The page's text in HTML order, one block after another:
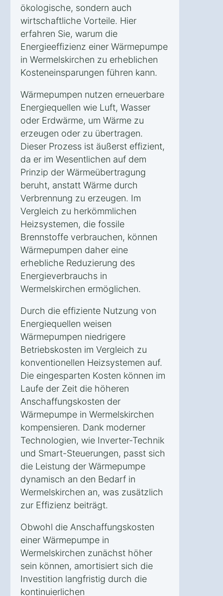
ökologische, sondern auch
wirtschaftliche Vorteile. Hier
erfahren Sie, warum die
Energieeffizienz einer Wärmepumpe
in Wermelskirchen zu erheblichen
Kosteneinsparungen führen kann.
Wärmepumpen nutzen erneuerbare
Energiequellen wie Luft, Wasser
oder Erdwärme, um Wärme zu
erzeugen oder zu übertragen.
Dieser Prozess ist äußerst effizient,
da er im Wesentlichen auf dem
Prinzip der Wärmeübertragung
beruht, anstatt Wärme durch
Verbrennung zu erzeugen. Im
Vergleich zu herkömmlichen
Heizsystemen, die fossile
Brennstoffe verbrauchen, können
Wärmepumpen daher eine
erhebliche Reduzierung des
Energieverbrauchs in
Wermelskirchen ermöglichen.
Durch die effiziente Nutzung von
Energiequellen weisen
Wärmepumpen niedrigere
Betriebskosten im Vergleich zu
konventionellen Heizsystemen auf.
Die eingesparten Kosten können im
Laufe der Zeit die höheren
Anschaffungskosten der
Wärmepumpe in Wermelskirchen
kompensieren. Dank moderner
Technologien, wie Inverter-Technik
und Smart-Steuerungen, passt sich
die Leistung der Wärmepumpe
dynamisch an den Bedarf in
Wermelskirchen an, was zusätzlich
zur Effizienz beiträgt.
Obwohl die Anschaffungskosten
einer Wärmepumpe in
Wermelskirchen zunächst höher
sein können, amortisiert sich die
Investition langfristig durch die
kontinuierlichen